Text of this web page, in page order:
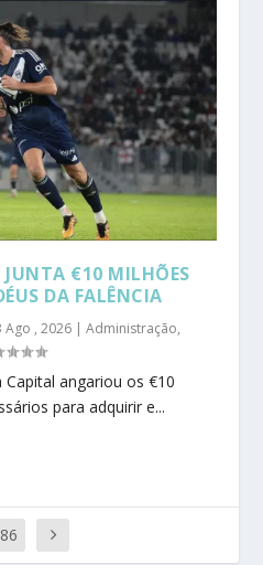
€10 MILHÕES
DA FALÊNCIA
Ago , 2026 |Administração,
angariou os €10
para adquirir e...
86